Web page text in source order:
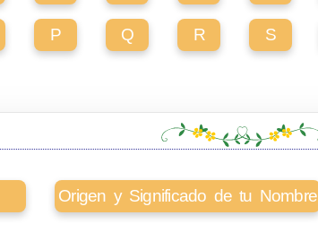
P Q R S
Origen y Significado de tu Nombre